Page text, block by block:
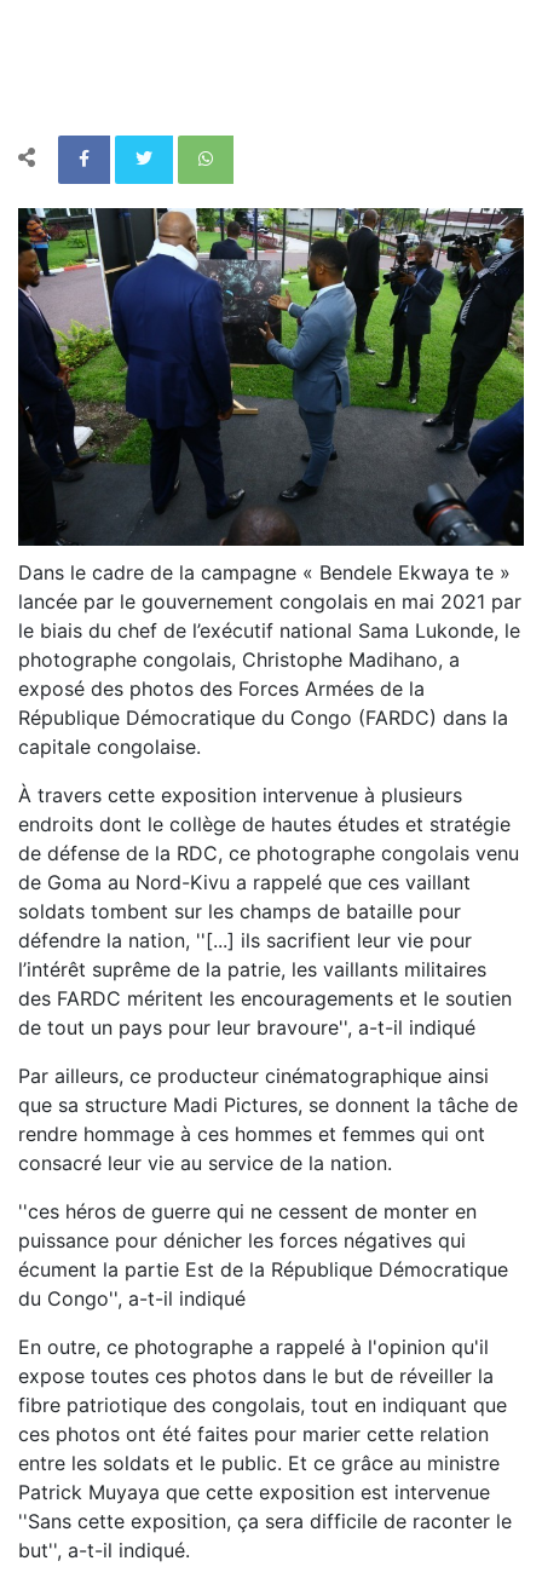
Dans le cadre de la campagne « Bendele Ekwaya te »
lancée par le gouvernement congolais en mai 2021 par
le biais du chef de l’exécutif national Sama Lukonde, le
photographe congolais, Christophe Madihano, a
exposé des photos des Forces Armées de la
République Démocratique du Congo (FARDC) dans la
capitale congolaise.
À travers cette exposition intervenue à plusieurs
endroits dont le collège de hautes études et stratégie
de défense de la RDC, ce photographe congolais venu
de Goma au Nord-Kivu a rappelé que ces vaillant
soldats tombent sur les champs de bataille pour
défendre la nation, ''[...] ils sacrifient leur vie pour
l’intérêt suprême de la patrie, les vaillants militaires
des FARDC méritent les encouragements et le soutien
de tout un pays pour leur bravoure'', a-t-il indiqué
Par ailleurs, ce producteur cinématographique ainsi
que sa structure Madi Pictures, se donnent la tâche de
rendre hommage à ces hommes et femmes qui ont
consacré leur vie au service de la nation.
''ces héros de guerre qui ne cessent de monter en
puissance pour dénicher les forces négatives qui
écument la partie Est de la République Démocratique
du Congo'', a-t-il indiqué
En outre, ce photographe a rappelé à l'opinion qu'il
expose toutes ces photos dans le but de réveiller la
fibre patriotique des congolais, tout en indiquant que
ces photos ont été faites pour marier cette relation
entre les soldats et le public. Et ce grâce au ministre
Patrick Muyaya que cette exposition est intervenue
''Sans cette exposition, ça sera difficile de raconter le
but'', a-t-il indiqué.